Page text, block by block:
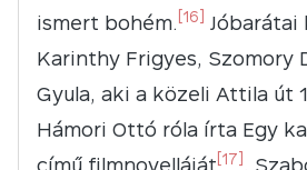
ismert bohém. [16]
Karinthy Frigyes, Szomory
Gyula, aki a közeli Attila út
Hámori Ottó róla írta Egy
című filmnovelláját [17] ,